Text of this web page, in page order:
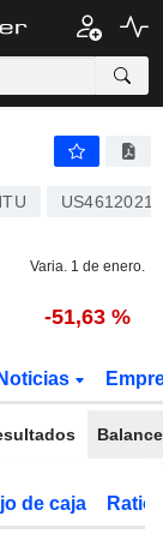
Varia. 1 de enero.
-51,63 %
Noticias
Balance
de caja